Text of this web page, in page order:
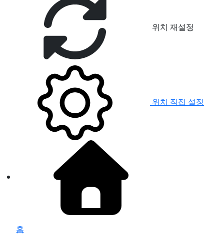
위치 재설정
위치 직접 설정
홈